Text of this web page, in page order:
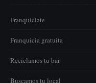
Franquíciate
Franquicia gratuita
Reciclamos tu bar
Buscamos tu local